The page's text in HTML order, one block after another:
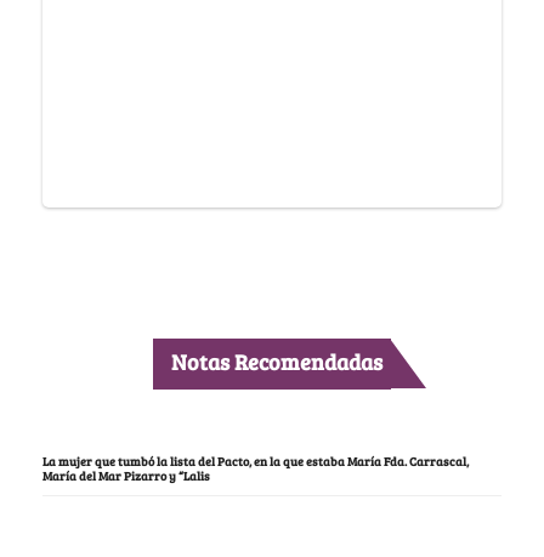
Notas Recomendadas
La mujer que tumbó la lista del Pacto, en la que estaba María Fda. Carrascal,
María del Mar Pizarro y “Lalis